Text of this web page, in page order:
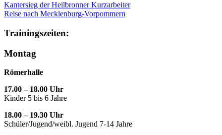
Kantersieg der Heilbronner Kurzarbeiter
Reise nach Mecklenburg-Vorpommern
Trainingszeiten:
Montag
Römerhalle
17.00 – 18.00 Uhr
Kinder 5 bis 6 Jahre
18.00 – 19.30 Uhr
Schüler/Jugend/weibl. Jugend 7-14 Jahre